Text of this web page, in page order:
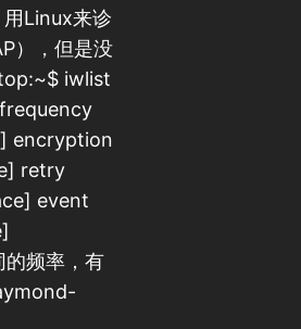
Linux来诊
），但是没
iwlist
encryption
retry
event
频率，有